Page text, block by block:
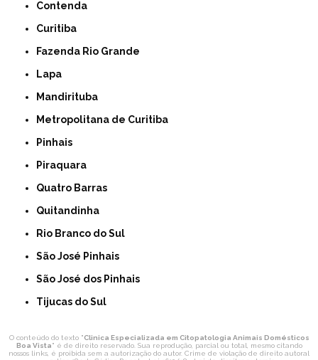
Contenda
Curitiba
Fazenda Rio Grande
Lapa
Mandirituba
Metropolitana de Curitiba
Pinhais
Piraquara
Quatro Barras
Quitandinha
Rio Branco do Sul
São José Pinhais
São José dos Pinhais
Tijucas do Sul
O conteúdo do texto "Clinica Especializada em Citopatologia Animais Domésticos
Boa Vista" é de direito reservado. Sua reprodução, parcial ou total, mesmo citando
nossos links, é proibida sem a autorização do autor. Crime de violação de direito autoral